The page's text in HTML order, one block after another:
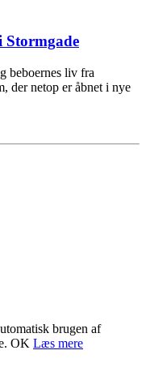
Stormgade
beboernes liv fra
der netop er åbnet i nye
brugen af
OK Læs mere